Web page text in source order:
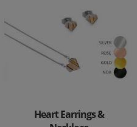
Heart Earrings &